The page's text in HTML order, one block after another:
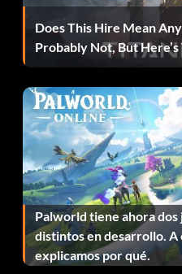
haga clic en "Siguiente".
usa el golfista que quieras
puntos de experiencia.
juega mal con el otro
mucho dinero sobre los
menos 100 puntos de
Puntos de jugador de fácil
Una forma fácil de conseguir
es ir al modo temporada del
ronda, más puntos
Does This Hire Mean
Probably Not, But
Palworld tiene ahora dos
distintos en desarrollo.
explicamos por qué.